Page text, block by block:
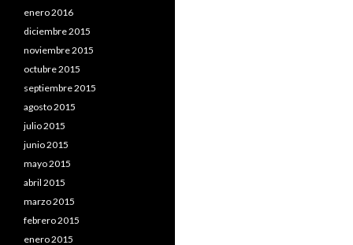
enero 2016
diciembre 2015
noviembre 2015
octubre 2015
septiembre 2015
agosto 2015
julio 2015
junio 2015
mayo 2015
abril 2015
marzo 2015
febrero 2015
enero 2015